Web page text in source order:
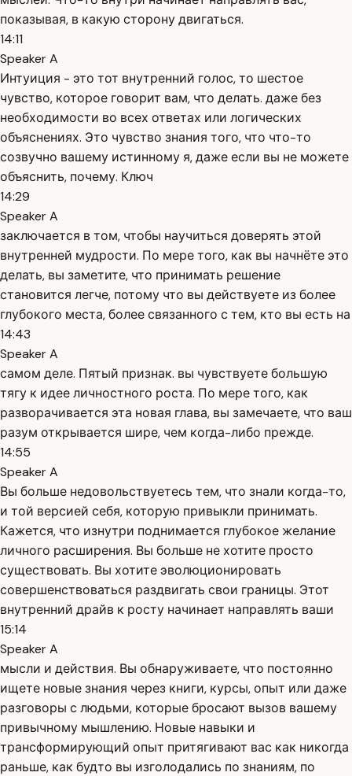
показывая, в какую сторону двигаться.
14:11
Speaker A
Интуиция - это тот внутренний голос, то шестое
чувство, которое говорит вам, что делать. даже без
необходимости во всех ответах или логических
объяснениях. Это чувство знания того, что что-то
созвучно вашему истинному я, даже если вы не можете
объяснить, почему. Ключ
14:29
Speaker A
заключается в том, чтобы научиться доверять этой
внутренней мудрости. По мере того, как вы начнёте это
делать, вы заметите, что принимать решение
становится легче, потому что вы действуете из более
глубокого места, более связанного с тем, кто вы есть на
14:43
Speaker A
самом деле. Пятый признак. вы чувствуете большую
тягу к идее личностного роста. По мере того, как
разворачивается эта новая глава, вы замечаете, что ваш
разум открывается шире, чем когда-либо прежде.
14:55
Speaker A
Вы больше недовольствуетесь тем, что знали когда-то,
и той версией себя, которую привыкли принимать.
Кажется, что изнутри поднимается глубокое желание
личного расширения. Вы больше не хотите просто
существовать. Вы хотите эволюционировать
совершенствоваться раздвигать свои границы. Этот
внутренний драйв к росту начинает направлять ваши
15:14
Speaker A
мысли и действия. Вы обнаруживаете, что постоянно
ищете новые знания через книги, курсы, опыт или даже
разговоры с людьми, которые бросают вызов вашему
привычному мышлению. Новые навыки и
трансформирующий опыт притягивают вас как никогда
раньше, как будто вы изголодались по знаниям, по